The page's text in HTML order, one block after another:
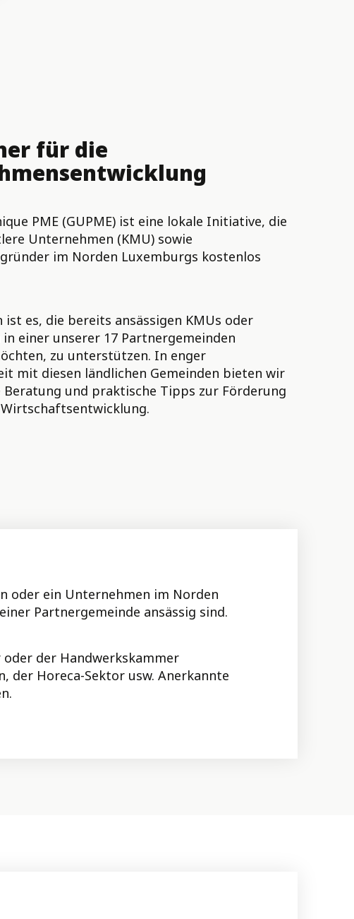
für die
PME (GUPME) ist eine lokale Initiative, die
Unternehmen (KMU) sowie
im Norden Luxemburgs kostenlos
ist es, die bereits ansässigen KMUs oder
in einer unserer 17 Partnergemeinden
zu unterstützen. In enger
mit diesen ländlichen Gemeinden bieten wir
und praktische Tipps zur Förderung
oder ein Unternehmen im Norden
Partnergemeinde ansässig sind.
der Handwerkskammer
der Horeca-Sektor usw. Anerkannte